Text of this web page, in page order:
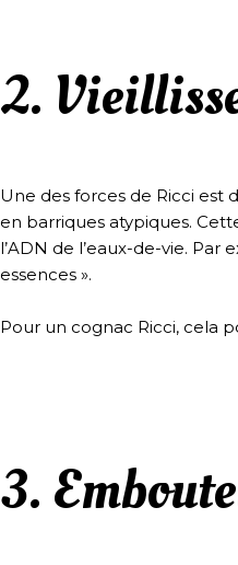
2.
Une des forces de Ricci est
en barriques atypiques.
l’ADN de l’eaux-de-vie.
essences ».
Pour un cognac Ricci, cela
3.